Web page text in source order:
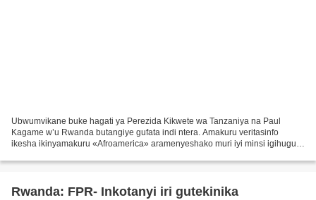
Ubwumvikane buke hagati ya Perezida Kikwete wa Tanzaniya na Paul
Kagame w’u Rwanda butangiye gufata indi ntera. Amakuru veritasinfo
ikesha ikinyamakuru «Afroamerica» aramenyeshako muri iyi minsi igihugu
Rwanda: FPR- Inkotanyi iri gutekinika